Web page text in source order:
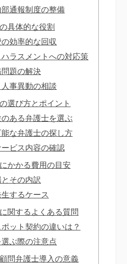
通報制度の整備
具体的な役割
効率的な回収
ラスメントへの対応策
題の解決
事異動の相談
選び方とポイント
ある弁護士を選ぶ
な弁護士の探し方
ビス内容の確認
かかる費用の目安
その内訳
するケース
関するよくある質問
ット契約の違いは？
ぶ際の注意点
問弁護士導入の意義